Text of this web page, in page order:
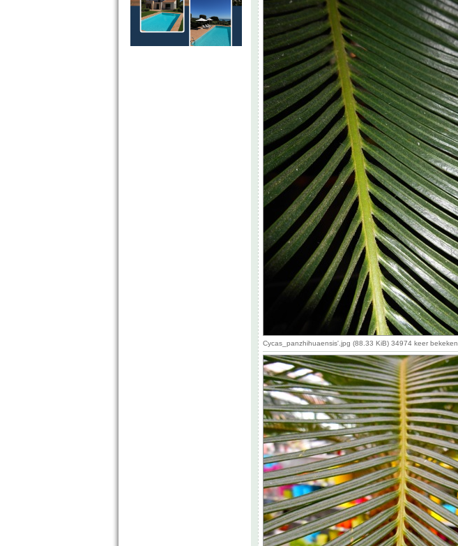
Cycas_panzhihuaensis'.jpg (88.33 KiB) 34974 keer bekeken